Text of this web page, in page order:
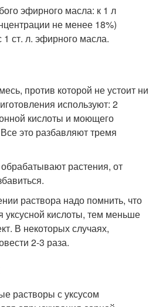
эфирного масла: к 1 л
не менее 18%)
ст. л. эфирного масла.
против которой не устоит ни
используют: 2
кислоты и моющего
это разбавляют тремя
растения, от
раствора надо помнить, что
уксусной кислоты, тем меньше
В некоторых случаях,
2-3 раза.
растворы с уксусом